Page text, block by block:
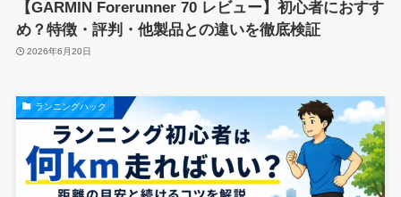
【GARMIN Forerunner 70 レビュー】初心者におすす
め？特徴・評判・他製品との違いを徹底検証
2026年6月20日
ランニングハック